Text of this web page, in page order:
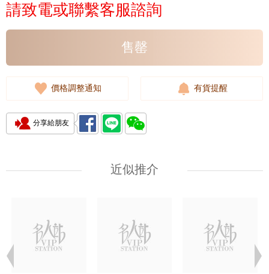
請致電或聯繫客服諮詢
售罄
價格調整通知 有貨提醒
分享給朋友
近似推介